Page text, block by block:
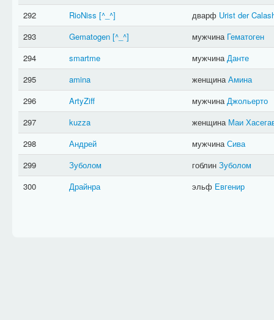
292
RioNiss [^_^] дварф Urist der
293
Gematogen [^_^] мужчина Гематоген
294
smartme мужчина Данте
295
amina женщина Амина
296
ArtyZiff мужчина Джольерто
297
kuzza женщина Маи
298
Андрей мужчина Сива
299
Зуболом гоблин Зуболом
300
Драйнра эльф Евгенир